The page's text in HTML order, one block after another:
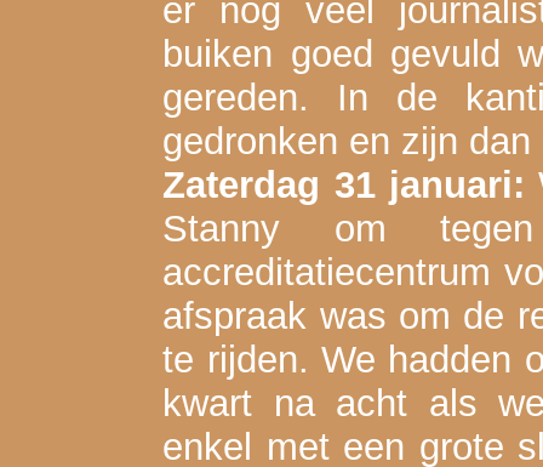
er nog veel
buiken goed gevuld
gereden. In de
gedronken en zijn
Zaterdag 31 januari:
Stanny om
accreditatiecentrum
afspraak was om de
te rijden. We hadden
kwart na acht als
enkel met een grote